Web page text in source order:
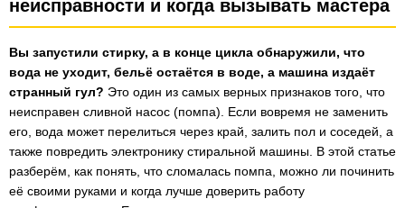
неисправности и когда вызывать мастера
Вы запустили стирку, а в конце цикла обнаружили, что
вода не уходит, бельё остаётся в воде, а машина издаёт
странный гул? Это один из самых верных признаков того, что
неисправен сливной насос (помпа). Если вовремя не заменить
его, вода может перелиться через край, залить пол и соседей, а
также повредить электронику стиральной машины. В этой статье
разберём, как понять, что сломалась помпа, можно ли починить
её своими руками и когда лучше доверить работу